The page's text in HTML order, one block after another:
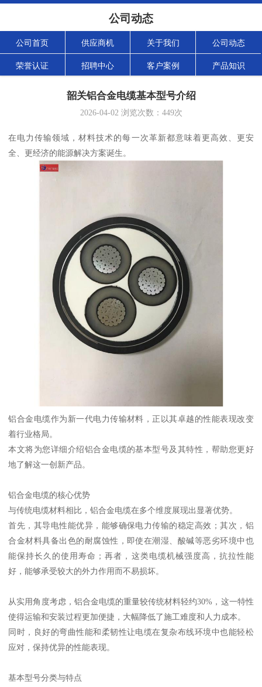
公司动态
公司首页 供应商机 关于我们 公司动态
荣誉认证 招聘中心 客户案例 产品知识
韶关铝合金电缆基本型号介绍
2026-04-02浏览次数： 449次
在电力传输领域，材料技术的每一次革新都意味着更高效、更安
全、更经济的能源解决方案诞生。
铝合金电缆作为新一代电力传输材料，正以其卓越的性能表现改变
着行业格局。
本文将为您详细介绍铝合金电缆的基本型号及其特性，帮助您更好
地了解这一创新产品。
铝合金电缆的核心优势
与传统电缆材料相比，铝合金电缆在多个维度展现出显著优势。
首先，其导电性能优异，能够确保电力传输的稳定高效；其次，铝
合金材料具备出色的耐腐蚀性，即使在潮湿、酸碱等恶劣环境中也
能保持长久的使用寿命；再者，这类电缆机械强度高，抗拉性能
好，能够承受较大的外力作用而不易损坏。
从实用角度考虑，铝合金电缆的重量较传统材料轻约30%，这一特性
使得运输和安装过程更加便捷，大幅降低了施工难度和人力成本。
同时，良好的弯曲性能和柔韧性让电缆在复杂布线环境中也能轻松
应对，保持优异的性能表现。
基本型号分类与特点